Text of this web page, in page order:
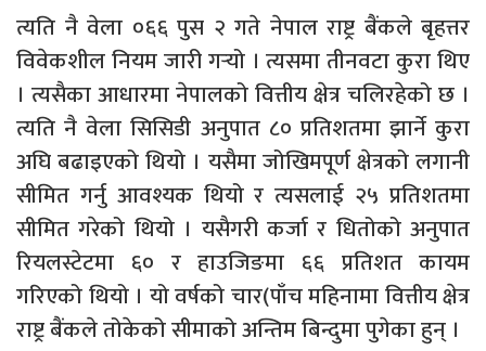
त्यति नै वेला ०६६ पुस २ गते नेपाल राष्ट्र बैंकले बृहत्तर
विवेकशील नियम जारी गर्‍यो । त्यसमा तीनवटा कुरा थिए
। त्यसैका आधारमा नेपालको वित्तीय क्षेत्र चलिरहेको छ ।
त्यति नै वेला सिसिडी अनुपात ८० प्रतिशतमा झार्ने कुरा
अघि बढाइएको थियो । यसैमा जोखिमपूर्ण क्षेत्रको लगानी
सीमित गर्नु आवश्यक थियो र त्यसलाई २५ प्रतिशतमा
सीमित गरेको थियो । यसैगरी कर्जा र धितोको अनुपात
रियलस्टेटमा ६० र हाउजिङमा ६६ प्रतिशत कायम
गरिएको थियो । यो वर्षको चार(पाँच महिनामा वित्तीय क्षेत्र
राष्ट्र बैंकले तोकेको सीमाको अन्तिम बिन्दुमा पुगेका हुन् ।